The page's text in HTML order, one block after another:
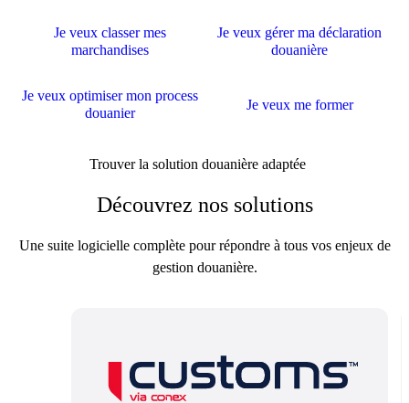
Je veux classer mes
marchandises
Je veux gérer ma déclaration
douanière
Je veux optimiser mon process
douanier
Je veux me former
Trouver la solution douanière adaptée
Découvrez nos solutions
Une suite logicielle complète pour répondre à tous vos enjeux de
gestion douanière.